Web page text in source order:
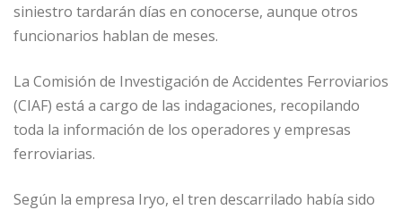
siniestro tardarán días en conocerse, aunque otros
funcionarios hablan de meses.
La Comisión de Investigación de Accidentes Ferroviarios
(CIAF) está a cargo de las indagaciones, recopilando
toda la información de los operadores y empresas
ferroviarias.
Según la empresa Iryo, el tren descarrilado había sido